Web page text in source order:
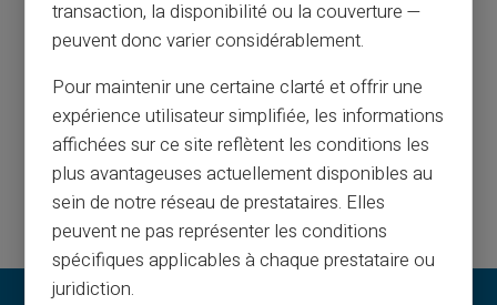
Kundeservice på engelsk til din tjeneste med billet
24/24, via
telefon fra mandag til lørdag fra 9h til 18.30
Kontakt os
transaction, la disponibilité ou la couverture —
peuvent donc varier considérablement.
Pour maintenir une certaine clarté et offrir une
expérience utilisateur simplifiée, les informations
affichées sur ce site reflètent les conditions les
plus avantageuses actuellement disponibles au
sein de notre réseau de prestataires. Elles
peuvent ne pas représenter les conditions
spécifiques applicables à chaque prestataire ou
juridiction.